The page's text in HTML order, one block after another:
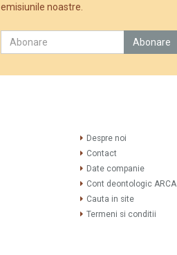
emisiunile noastre.
Despre noi
Contact
Date companie
Cont deontologic ARCA
Cauta in site
Termeni si conditii